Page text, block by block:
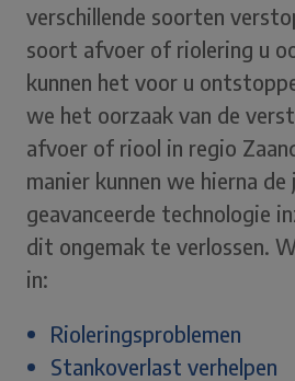
verschillende soorten
soort afvoer of riolering u
kunnen het voor u
we het oorzaak van de
afvoer of riool in regio
manier kunnen we hierna de
geavanceerde technologie
dit ongemak te verlossen.
in:
Rioleringsproblemen
Stankoverlast verhelpen